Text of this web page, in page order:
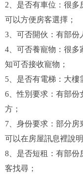
2、是否有車位：很
可以方便房客選擇；
3、可否開伙：有部份
4、可否養寵物：很多
知可否接收寵物；
5、是否有電梯：大樓
6、性別要求：有部份
方；
7、身份要求：部分房
可以在房屋訊息裡說明
8、是否短租：有部份
客找尋；